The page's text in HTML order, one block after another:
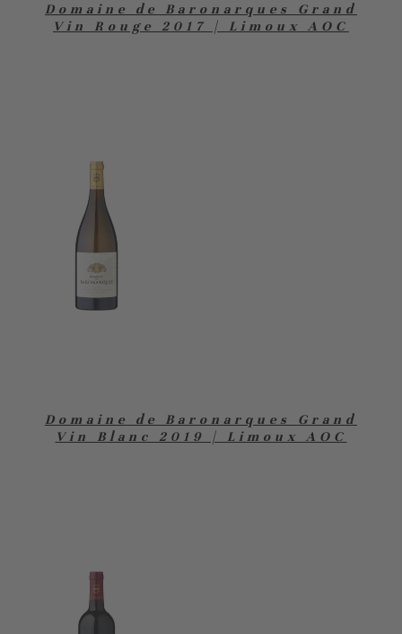
Domaine de Baronarques Grand
Vin Rouge 2017 | Limoux AOC
Domaine de Baronarques Grand
Vin Blanc 2019 | Limoux AOC